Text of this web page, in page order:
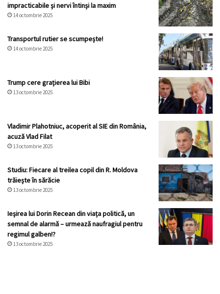
impracticabile și nervi întinși la maxim
14 octombrie 2025
Transportul rutier se scumpește!
14 octombrie 2025
Trump cere grațierea lui Bibi
13 octombrie 2025
Vladimir Plahotniuc, acoperit al SIE din România,
acuză Vlad Filat
13 octombrie 2025
Studiu: Fiecare al treilea copil din R. Moldova
trăiește în sărăcie
13 octombrie 2025
Ieșirea lui Dorin Recean din viața politică, un
semnal de alarmă – urmează naufragiul pentru
regimul galben!?
13 octombrie 2025